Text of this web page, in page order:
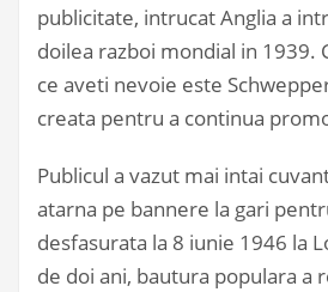
publicitate, intrucat Anglia a
doilea razboi mondial in 1939.
ce aveti nevoie este
creata pentru a continua
Publicul a vazut mai intai
atarna pe bannere la gari
desfasurata la 8 iunie 1946 la
de doi ani, bautura populara a